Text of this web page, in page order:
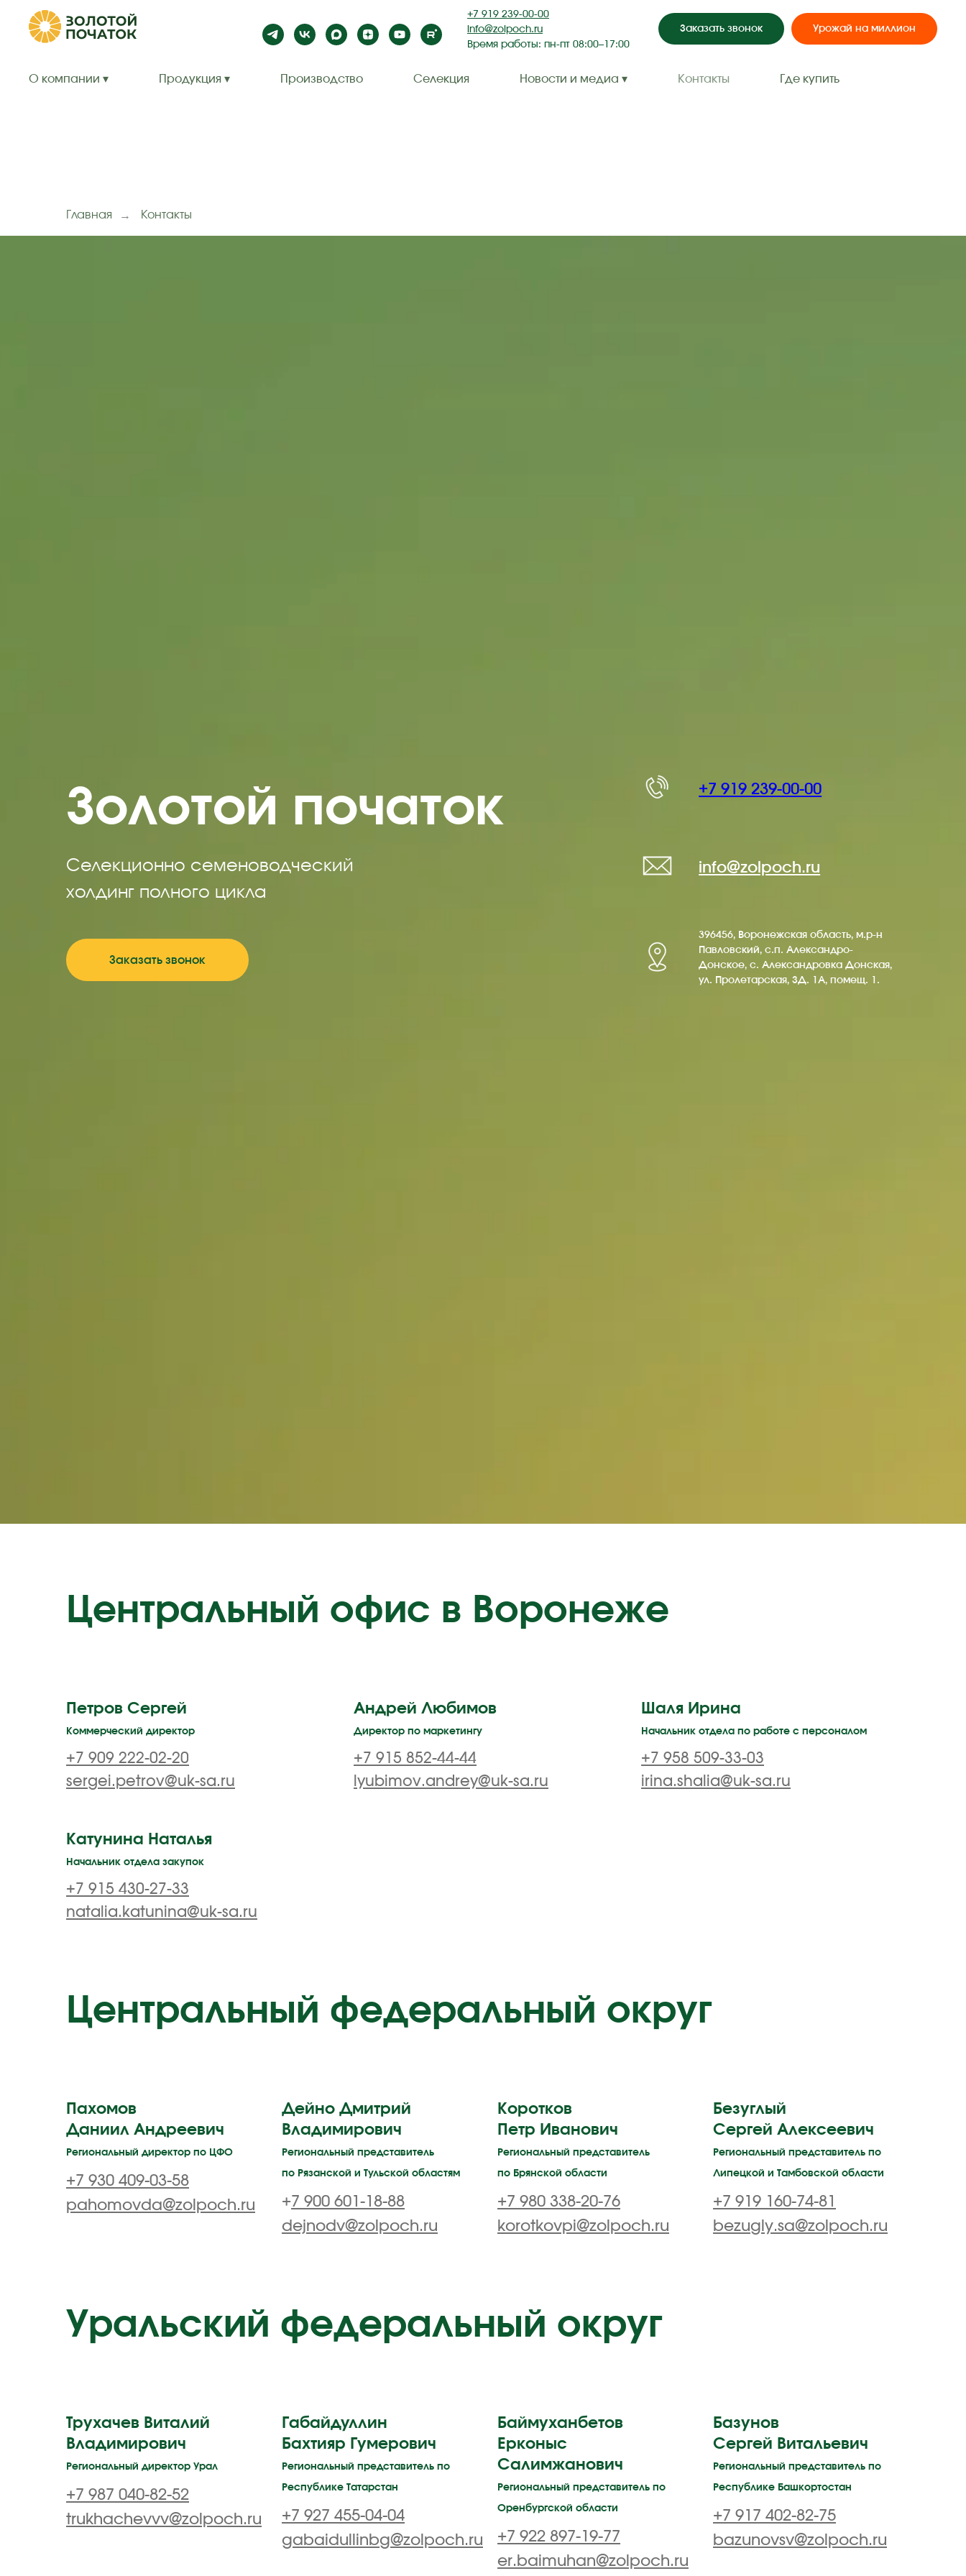
+7 919 239-00-00
info@zolpoch.ru
Время работы: пн-пт 08:00–17:00
Заказать звонок Урожай на миллион
О компании ▾ Продукция ▾ Производство Селекция Новости и медиа ▾ Контакты Где купить
Главная → Контакты
Золотой початок
Селекционно семеноводческий
холдинг полного цикла
Заказать звонок
+7 919 239-00-00
info@zolpoch.ru
396456, Воронежская область, м.р-н
Павловский, с.п. Александро-
Донское, с. Александровка Донская,
ул. Пролетарская, ЗД. 1А, помещ. 1.
Центральный офис в Воронеже
Петров Сергей
Коммерческий директор
+7 909 222-02-20
sergei.petrov@uk-sa.ru
Андрей Любимов
Директор по маркетингу
+7 915 852-44-44
lyubimov.andrey@uk-sa.ru
Шаля Ирина
Начальник отдела по работе с персоналом
+7 958 509-33-03
irina.shalia@uk-sa.ru
Катунина Наталья
Начальник отдела закупок
+7 915 430-27-33
natalia.katunina@uk-sa.ru
Центральный федеральный округ
Пахомов
Даниил Андреевич
Региональный директор по ЦФО
+7 930 409-03-58
pahomovda@zolpoch.ru
Дейно Дмитрий
Владимирович
Региональный представитель
по Рязанской и Тульской областям
+7 900 601-18-88
dejnodv@zolpoch.ru
Коротков
Петр Иванович
Региональный представитель
по Брянской области
+7 980 338-20-76
korotkovpi@zolpoch.ru
Безуглый
Сергей Алексеевич
Региональный представитель по
Липецкой и Тамбовской области
+7 919 160-74-81
bezugly.sa@zolpoch.ru
Уральский федеральный округ
Трухачев Виталий
Владимирович
Региональный директор Урал
+7 987 040-82-52
trukhachevvv@zolpoch.ru
Габайдуллин
Бахтияр Гумерович
Региональный представитель по
Республике Татарстан
+7 927 455-04-04
gabaidullinbg@zolpoch.ru
Баймуханбетов
Ерконыс
Салимжанович
Региональный представитель по
Оренбургской области
+7 922 897-19-77
er.baimuhan@zolpoch.ru
Базунов
Сергей Витальевич
Региональный представитель по
Республике Башкортостан
+7 917 402-82-75
bazunovsv@zolpoch.ru